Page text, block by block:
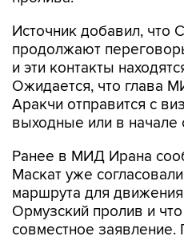
Источник добавил, что
продолжают
и эти контакты
Ожидается, что глава
Аракчи отправится с
выходные или в
Ранее в МИД Ирана
Маскат уже
маршрута для
Ормузский пролив и
совместное заявление.